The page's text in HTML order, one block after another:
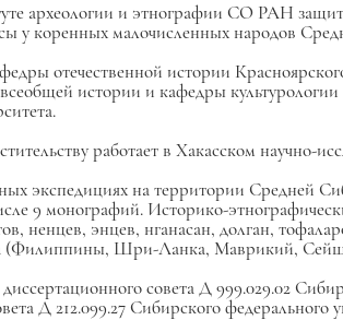
археологии и этнографии СО РАН
у коренных малочисленных народов
отечественной истории
истории и кафедры культурологии
работает в Хакасском
экспедициях на территории Средней
9 монографий. Историко-
ненцев, энцев, нганасан, долган,
(Филиппины, Шри-Ланка, Маврикий,
совета Д 999.029.02
Д 212.099.27 Сибирского федерального